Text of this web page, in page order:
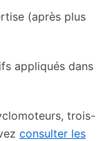
(après plus
appliqués dans
trois-
consulter les